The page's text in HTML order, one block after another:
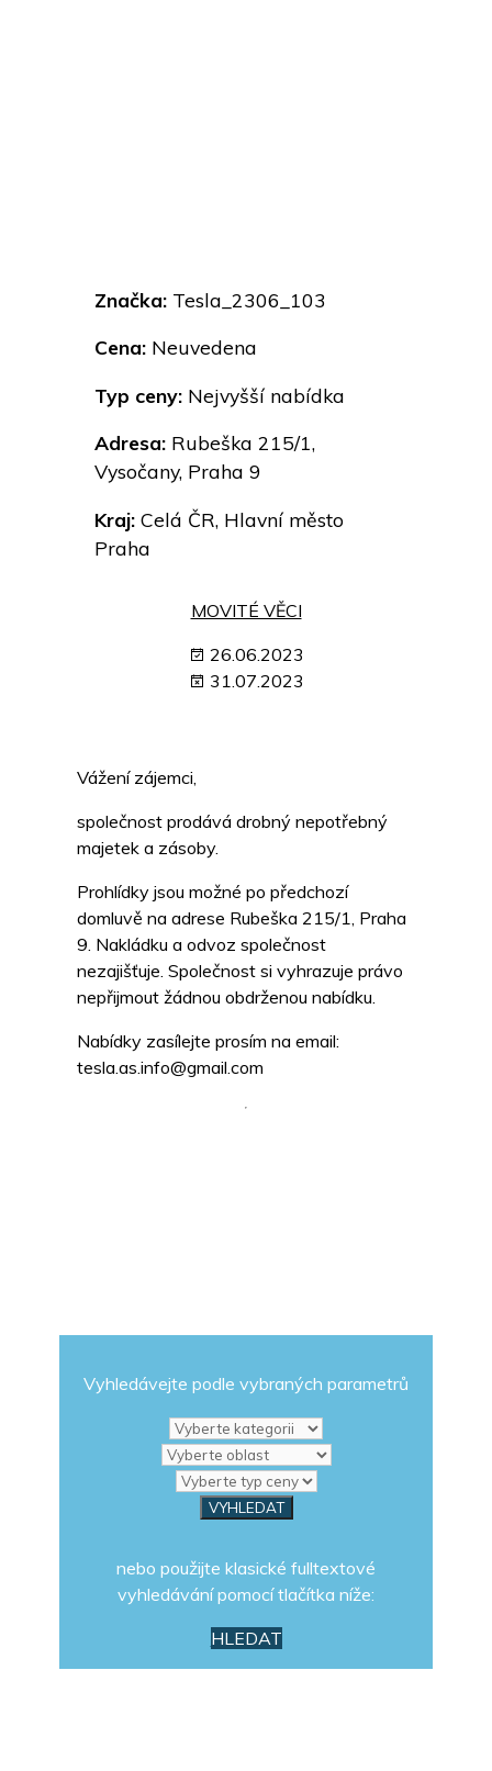
Značka: Tesla_2306_103
Cena: Neuvedena
Typ ceny: Nejvyšší nabídka
Adresa: Rubeška 215/1,
Vysočany, Praha 9
Kraj: Celá ČR, Hlavní město
Praha
MOVITÉ VĚCI
26.06.2023
31.07.2023
Vážení zájemci,
společnost prodává drobný nepotřebný
majetek a zásoby.
Prohlídky jsou možné po předchozí
domluvě na adrese Rubeška 215/1, Praha
9. Nakládku a odvoz společnost
nezajišťuje. Společnost si vyhrazuje právo
nepřijmout žádnou obdrženou nabídku.
Nabídky zasílejte prosím na email:
tesla.as.info@gmail.com
Vyhledávejte podle vybraných parametrů
nebo použijte klasické fulltextové
vyhledávání pomocí tlačítka níže:
HLEDAT